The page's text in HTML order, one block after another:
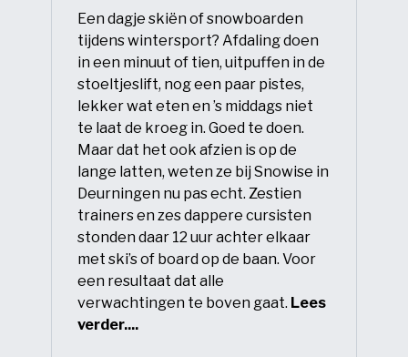
Een dagje skiën of snowboarden
tijdens wintersport? Afdaling doen
in een minuut of tien, uitpuffen in de
stoeltjeslift, nog een paar pistes,
lekker wat eten en ’s middags niet
te laat de kroeg in. Goed te doen.
Maar dat het ook afzien is op de
lange latten, weten ze bij Snowise in
Deurningen nu pas echt. Zestien
trainers en zes dappere cursisten
stonden daar 12 uur achter elkaar
met ski’s of board op de baan. Voor
een resultaat dat alle
verwachtingen te boven gaat. Lees
verder....